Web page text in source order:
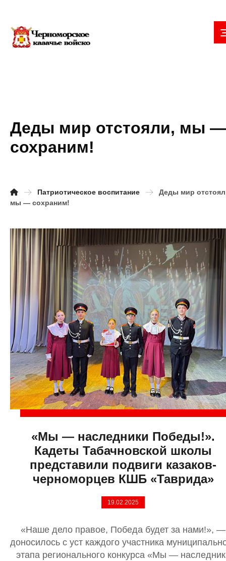
Деды мир отстояли, мы —
сохраним!
Патриотическое воспитание
Деды мир
мы — сохраним!
«Мы — наследники Победы!».
Кадеты Табачновской школы
представили подвиги казаков-
черноморцев КШБ «Таврида»
19.02.2025
«Наше дело правое, Победа будет за нами!», —
доносилось с уст каждого участника
этапа регионального конкурса «Мы —